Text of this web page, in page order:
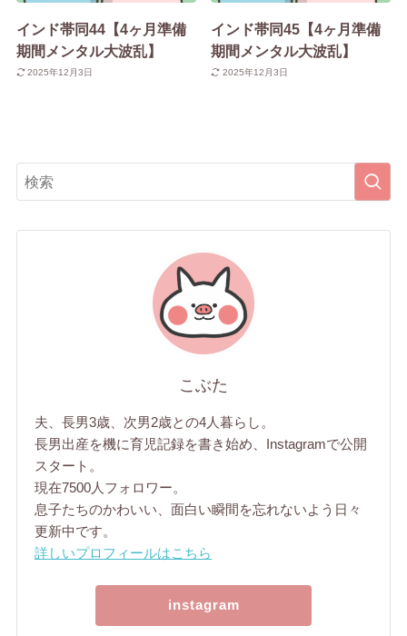
インド帯同44【4ヶ月準備
期間メンタル大波乱】
2025年12月3日
インド帯同45【4ヶ月準備
期間メンタル大波乱】
2025年12月3日
こぶた
夫、長男3歳、次男2歳との4人暮らし。
長男出産を機に育児記録を書き始め、Instagramで公開
スタート。
現在7500人フォロワー。
息子たちのかわいい、面白い瞬間を忘れないよう日々
更新中です。
詳しいプロフィールはこちら
instagram